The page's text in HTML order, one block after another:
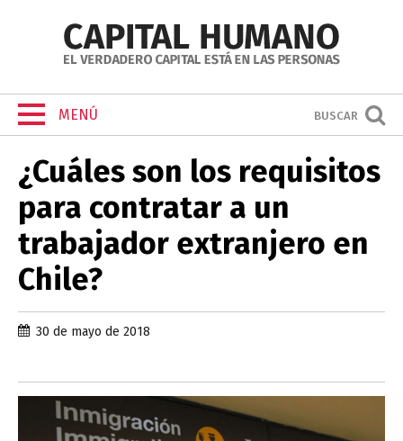
MENÚ BUSCAR
¿Cuáles son los requisitos
para contratar a un
trabajador extranjero en
Chile?
30 de mayo de 2018